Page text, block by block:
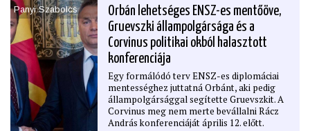
jelenik meg?
• Valójában milyen céllal vállalna pozíciót
Orbán Viktor amerikai segítséggel az
ENSZ-ben?
• Le kell bontani a hatvanpusztai Orbán-
uradalmat, miután kiderült, hogy engedély
nélkül újították fel a műemlék épületeket?
• Csak azért alapította meg Kocsis Máté a
Védvonal nevű jogsegélyszolgálatot, hogy
úgy tűnhessen, a Fidesz még létezik?
• Ki a leginkább „szexi“ politikus jelenleg az
Panyi Szabolcs
Orbán lehetséges ENSZ-es mentőöve,
Gruevszki állampolgársága és a
Corvinus politikai okból halasztott
konferenciája
Egy formálódó terv ENSZ-es diplomáciai
mentességhez juttatná Orbánt, aki pedig
állampolgársággal segítette Gruevszkit. A
Corvinus meg nem merte bevállalni Rácz
András konferenciáját április 12. előtt.